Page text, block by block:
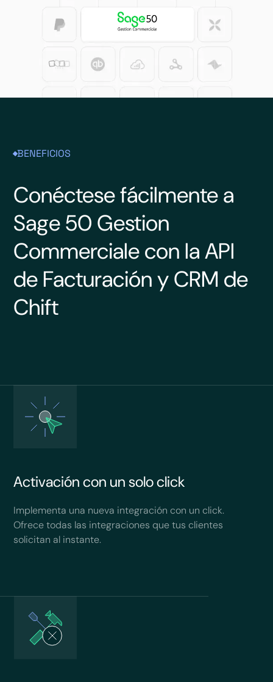
BENEFICIOS
Conéctese fácilmente a
Sage 50 Gestion
Commerciale con la API
de Facturación y CRM de
Chift
Activación con un solo click
Implementa una nueva integración con un click.
Ofrece todas las integraciones que tus clientes
solicitan al instante.